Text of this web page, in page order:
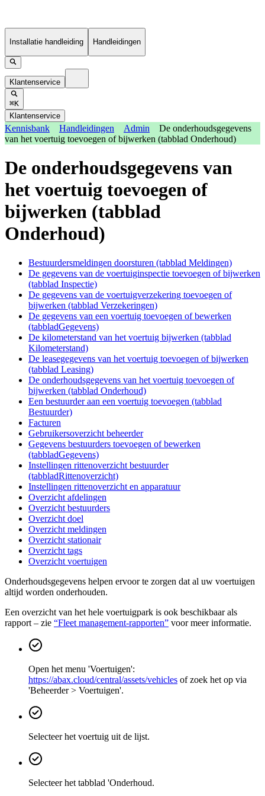
Installatie handleiding Handleidingen
Klantenservice
⌘K
Klantenservice
Kennisbank Handleidingen Admin
De onderhoudsgegevens
van het voertuig toevoegen of bijwerken (tabblad Onderhoud)
De onderhoudsgegevens van
het voertuig toevoegen of
bijwerken (tabblad
Onderhoud)
Bestuurdersmeldingen doorsturen (tabblad Meldingen)
De gegevens van de voertuiginspectie toevoegen of bijwerken
(tabblad Inspectie)
De gegevens van de voertuigverzekering toevoegen of
bijwerken (tabblad Verzekeringen)
De gegevens van een voertuig toevoegen of bewerken
(tabbladGegevens)
De kilometerstand van het voertuig bijwerken (tabblad
Kilometerstand)
De leasegegevens van het voertuig toevoegen of bijwerken
(tabblad Leasing)
De onderhoudsgegevens van het voertuig toevoegen of
bijwerken (tabblad Onderhoud)
Een bestuurder aan een voertuig toevoegen (tabblad
Bestuurder)
Facturen
Gebruikersoverzicht beheerder
Gegevens bestuurders toevoegen of bewerken
(tabbladGegevens)
Instellingen rittenoverzicht bestuurder
(tabbladRittenoverzicht)
Instellingen rittenoverzicht en apparatuur
Overzicht afdelingen
Overzicht bestuurders
Overzicht doel
Overzicht meldingen
Overzicht stationair
Overzicht tags
Overzicht voertuigen
Onderhoudsgegevens helpen ervoor te zorgen dat al uw voertuigen
altijd worden onderhouden.
Een overzicht van het hele voertuigpark is ook beschikbaar als
rapport – zie “Fleet management-rapporten” voor meer informatie.
Open het menu 'Voertuigen':
https://abax.cloud/central/assets/vehicles of zoek het op via
'Beheerder > Voertuigen'.
Selecteer het voertuig uit de lijst.
Selecteer het tabblad 'Onderhoud.